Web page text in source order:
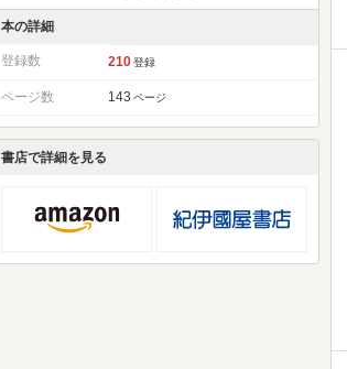
本の詳細
登録数 210 登録
ページ数 143 ページ
書店で詳細を見る